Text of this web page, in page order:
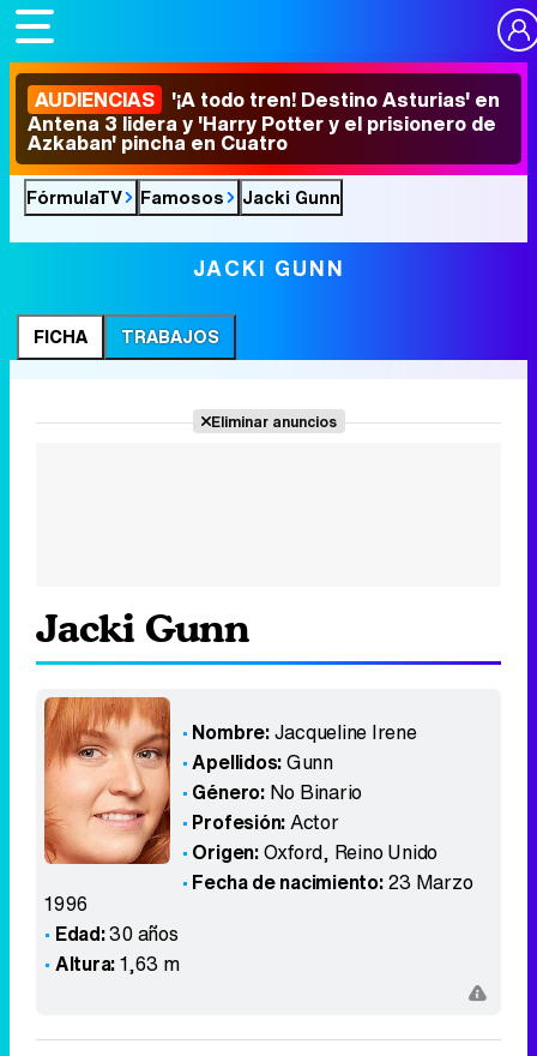
AUDIENCIAS '¡A todo tren! Destino Asturias' en
Antena 3 lidera y 'Harry Potter y el prisionero de
Azkaban' pincha en Cuatro
FórmulaTV Famosos Jacki Gunn
JACKI GUNN
FICHA TRABAJOS
Eliminar anuncios
Jacki Gunn
Nombre:Jacqueline Irene
Apellidos:Gunn
Género: No Binario
Profesión:Actor
Origen:Oxford, Reino Unido
Fecha de nacimiento:23 Marzo
1996
Edad:30 años
Altura:1,63 m